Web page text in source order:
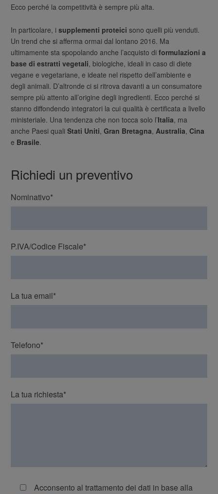
Ecco perché la competitività è sempre più alta.
In particolare, isupplementi proteici sono quelli più venduti.
Un trend che si afferma ormai dal lontano 2016. Ma
ultimamente sta spopolando anche l’acquisto diformulazioni a
base di estratti vegetali, biologiche, ideali in caso di diete
vegane e vegetariane, e ideate nel rispetto dell’ambiente e
degli animali. D’altronde ci si ritrova davanti a un consumatore
sempre più attento all’origine degli ingredienti. Ecco perché si
stanno diffondendo integratori la cui qualità è certificata a livello
ministeriale. Una tendenza che non tocca solo l’Italia, ma
anche Paesi qualiStati Uniti,Gran Bretagna, Australia,Cina
e Brasile.
Richiedi un preventivo
Nominativo*
P.IVA/Codice Fiscale*
La tua email*
Telefono*
La tua richiesta*
Acconsento al trattamento dei dati in base alla